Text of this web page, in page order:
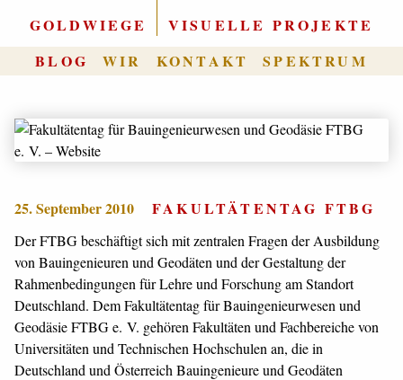
GOLDWIEGE
VISUELLE PROJEKTE
BLOG
WIR KONTAKT SPEKTRUM
25. September 2010 FAKULTÄTENTAG FTBG
Der FTBG beschäftigt sich mit zentralen Fragen der Ausbildung
von Bauingenieuren und Geodäten und der Gestaltung der
Rahmenbedingungen für Lehre und Forschung am Standort
Deutschland. Dem Fakultätentag für Bauingenieurwesen und
Geodäsie FTBG e. V. gehören Fakultäten und Fachbereiche von
Universitäten und Technischen Hochschulen an, die in
Deutschland und Österreich Bauingenieure und Geodäten